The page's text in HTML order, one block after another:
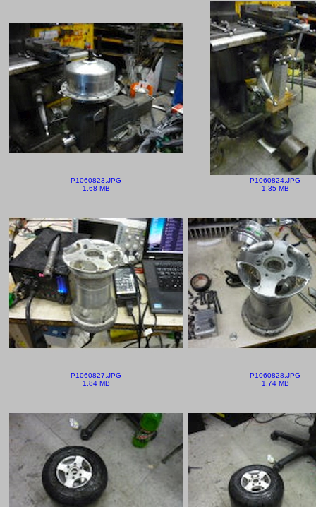
P1060823.JPG
1.68 MB
P1060824.JPG
1.35 MB
P1060827.JPG
1.84 MB
P1060828.JPG
1.74 MB